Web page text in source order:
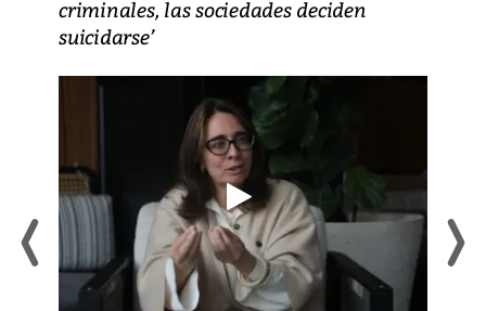
criminales, las sociedades deciden
suicidarse’